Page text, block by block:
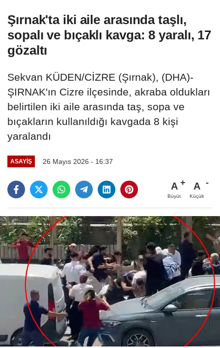
Şırnak'ta iki aile arasında taşlı,
sopalı ve bıçaklı kavga: 8 yaralı, 17
gözaltı
Sekvan KÜDEN/CİZRE (Şırnak), (DHA)-
ŞIRNAK'ın Cizre ilçesinde, akraba oldukları
belirtilen iki aile arasında taş, sopa ve
bıçakların kullanıldığı kavgada 8 kişi
yaralandı
ASAYIŞ 26 Mayıs 2026 - 16:37
A
Büyüt
A
Küçült